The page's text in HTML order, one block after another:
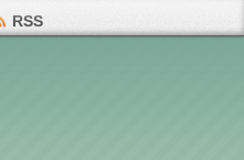
RSS